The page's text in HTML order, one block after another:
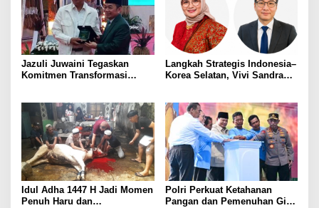
Jazuli Juwaini Tegaskan
Komitmen Transformasi
Langkah Strategis Indonesia–
Korea Selatan, Vivi Sandra
Idul Adha 1447 H Jadi Momen
Penuh Haru dan
Polri Perkuat Ketahanan
Pangan dan Pemenuhan Gizi